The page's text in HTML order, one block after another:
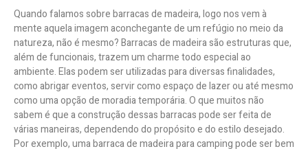
Quando falamos sobre barracas de madeira, logo nos vem à
mente aquela imagem aconchegante de um refúgio no meio da
natureza, não é mesmo? Barracas de madeira são estruturas que,
além de funcionais, trazem um charme todo especial ao
ambiente. Elas podem ser utilizadas para diversas finalidades,
como abrigar eventos, servir como espaço de lazer ou até mesmo
como uma opção de moradia temporária. O que muitos não
sabem é que a construção dessas barracas pode ser feita de
várias maneiras, dependendo do propósito e do estilo desejado.
Por exemplo, uma barraca de madeira para camping pode ser bem